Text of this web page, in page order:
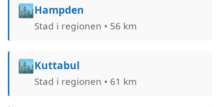
🏙️Hampden
Stad i regionen • 56 km
🏙️Kuttabul
Stad i regionen • 61 km